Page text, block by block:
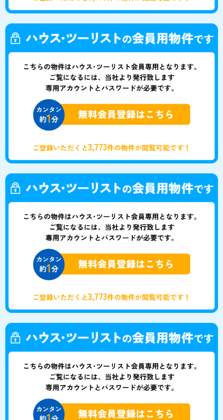
ご登録いただくと3,773件の物件が閲覧可能です！
ご登録いただくと3,773件の物件が閲覧可能です！